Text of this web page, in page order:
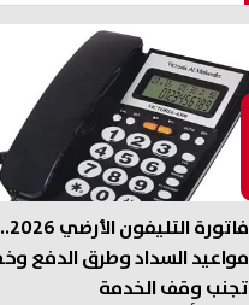
فاتورة التليفون الأرضي 2026..
مواعيد السداد وطرق الدفع
تجنب وقف الخدمة